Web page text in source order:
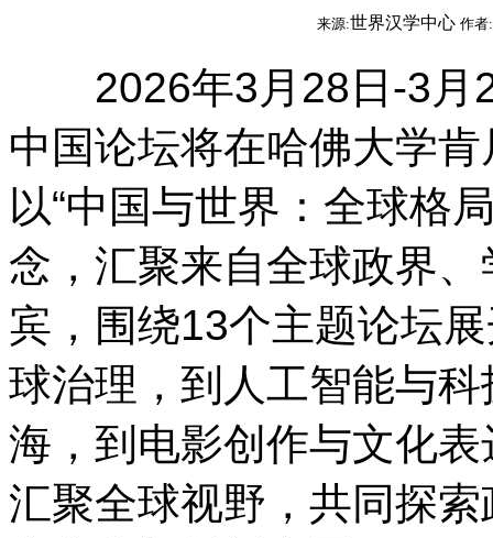
来源:世界汉学中心 作者:
2026年3月28日-3月
中国论坛将在哈佛大学
以“中国与世界：全球格
念，汇聚来自全球政界
宾，围绕13个主题论坛
球治理，到人工智能与
海，到电影创作与文化
汇聚全球视野，共同探